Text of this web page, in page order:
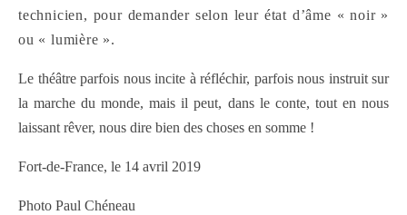
technicien, pour demander selon leur état d’âme « noir »
ou « lumière ».
Le théâtre parfois nous incite à réfléchir, parfois nous instruit sur
la marche du monde, mais il peut, dans le conte, tout en nous
laissant rêver, nous dire bien des choses en somme !
Fort-de-France, le 14 avril 2019
Photo Paul Chéneau